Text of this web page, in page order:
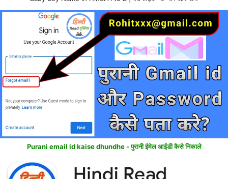
Purani email id kaise dhundhe - पुरानी ईमेल आईडी कैसे निकाले